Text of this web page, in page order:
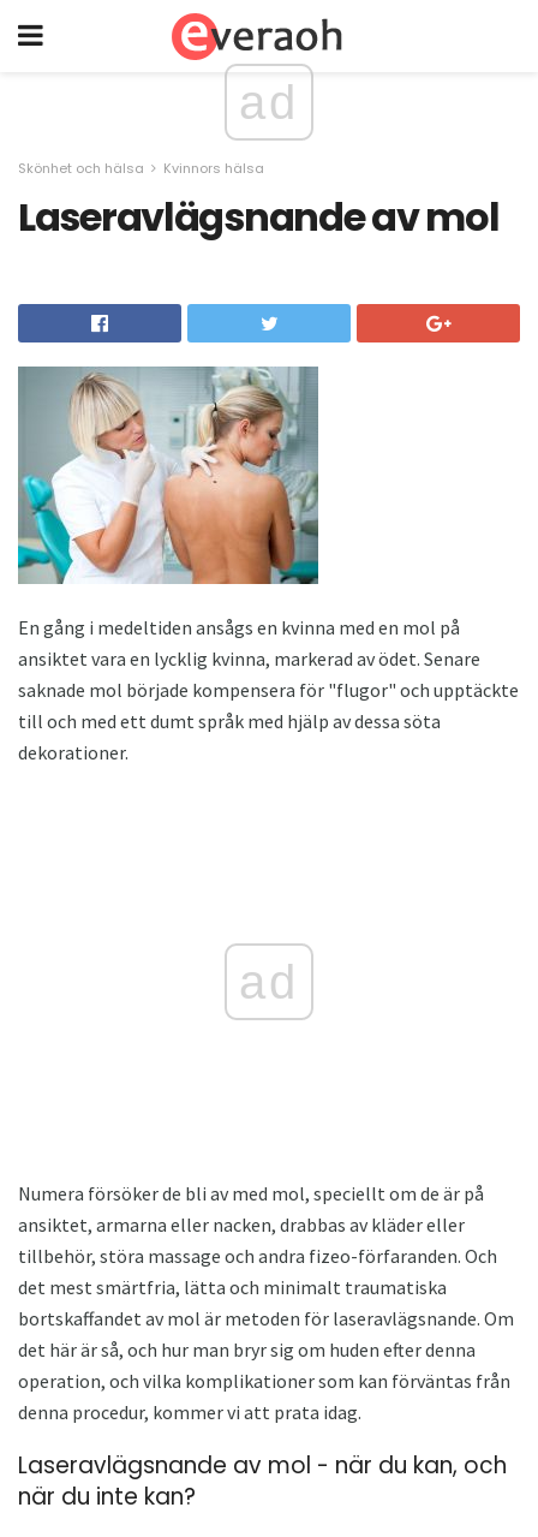
ad
Skönhet och hälsa Kvinnors hälsa
Laseravlägsnande av mol
En gång i medeltiden ansågs en kvinna med en mol på
ansiktet vara en lycklig kvinna, markerad av ödet. Senare
saknade mol började kompensera för "flugor" och upptäckte
till och med ett dumt språk med hjälp av dessa söta
dekorationer.
ad
Numera försöker de bli av med mol, speciellt om de är på
ansiktet, armarna eller nacken, drabbas av kläder eller
tillbehör, störa massage och andra fizeo-förfaranden. Och
det mest smärtfria, lätta och minimalt traumatiska
bortskaffandet av mol är metoden för laseravlägsnande. Om
det här är så, och hur man bryr sig om huden efter denna
operation, och vilka komplikationer som kan förväntas från
denna procedur, kommer vi att prata idag.
Laseravlägsnande av mol - när du kan, och
när du inte kan?